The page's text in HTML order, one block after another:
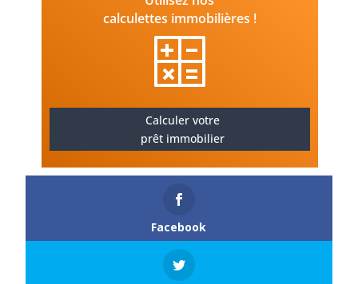
calculettes immobilières !
Calculer votre
prêt immobilier
Facebook